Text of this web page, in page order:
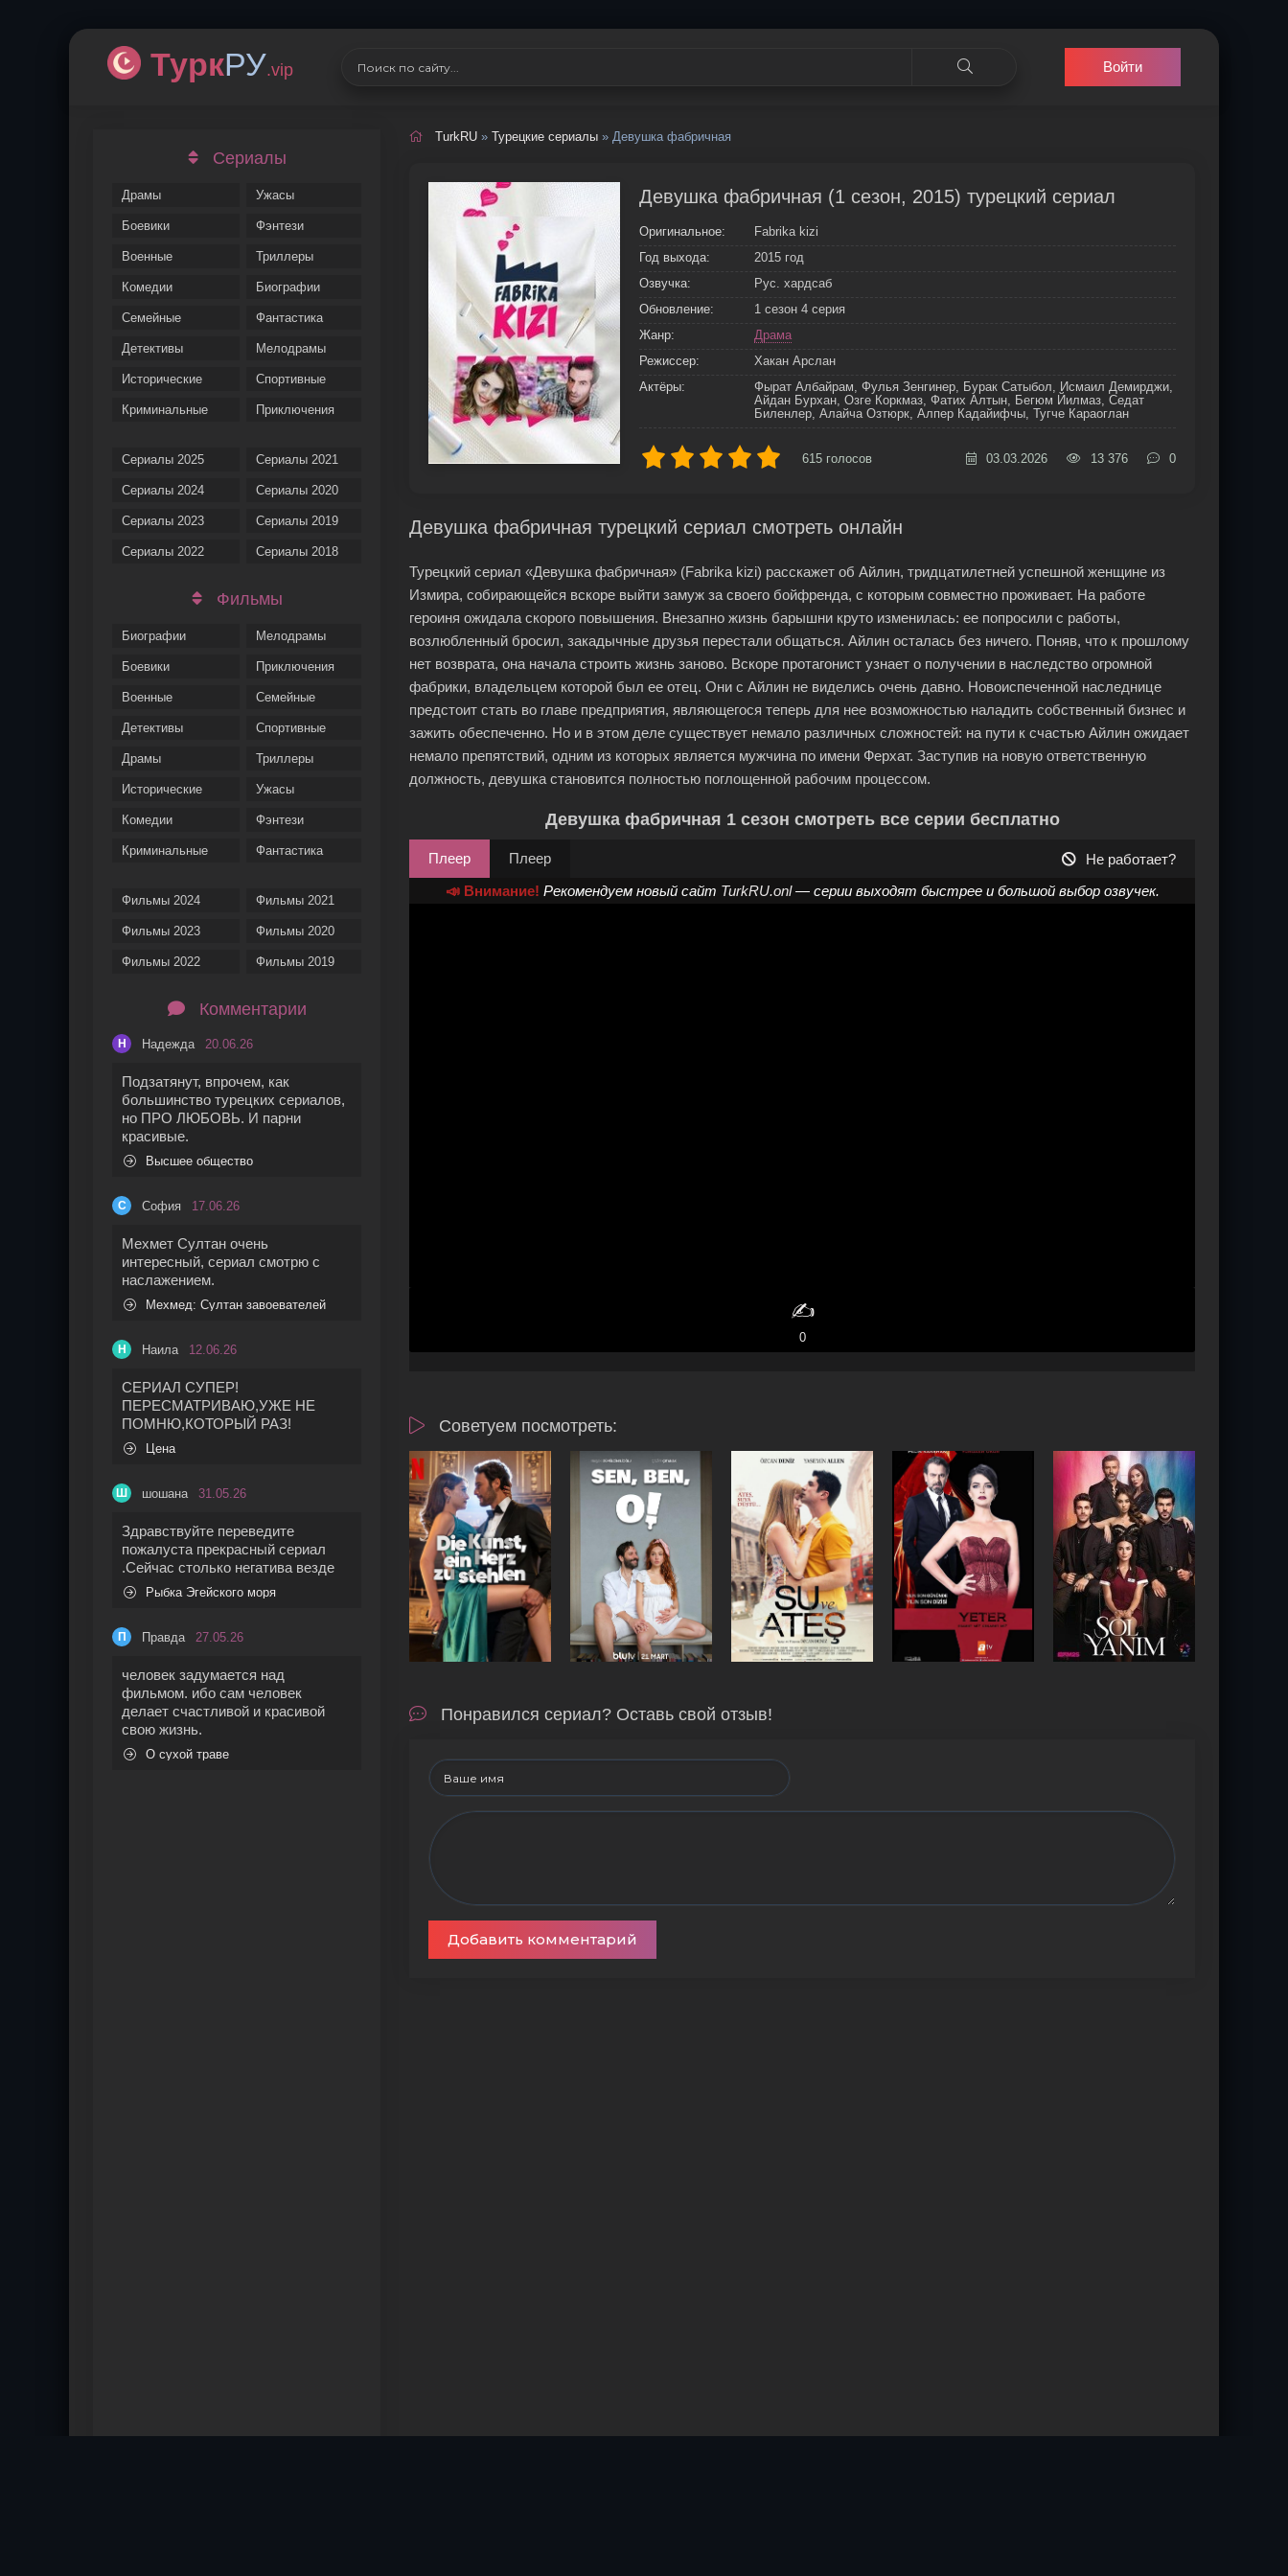
ТуркРУ.vip Войти
Сериалы
Драмы
Боевики
Военные
Комедии
Семейные
Детективы
Исторические
Криминальные
Ужасы
Фэнтези
Триллеры
Биографии
Фантастика
Мелодрамы
Спортивные
Приключения
Сериалы 2025
Сериалы 2024
Сериалы 2023
Сериалы 2022
Сериалы 2021
Сериалы 2020
Сериалы 2019
Сериалы 2018
Фильмы
Биографии
Боевики
Военные
Детективы
Драмы
Исторические
Комедии
Криминальные
Мелодрамы
Приключения
Семейные
Спортивные
Триллеры
Ужасы
Фэнтези
Фантастика
Фильмы 2024
Фильмы 2023
Фильмы 2022
Фильмы 2021
Фильмы 2020
Фильмы 2019
Комментарии
Н Надежда 20.06.26
Подзатянут, впрочем, как
большинство турецких сериалов,
но ПРО ЛЮБОВЬ. И парни
красивые.
Высшее общество
С София 17.06.26
Мехмет Султан очень
интересный, сериал смотрю с
наслажением.
Мехмед: Султан завоевателей
Н Наила 12.06.26
СЕРИАЛ СУПЕР!
ПЕРЕСМАТРИВАЮ,УЖЕ НЕ
ПОМНЮ,КОТОРЫЙ РАЗ!
Цена
Ш шошана 31.05.26
Здравствуйте переведите
пожалуста прекрасный сериал
.Сейчас столько негатива везде
Рыбка Эгейского моря
П Правда 27.05.26
человек задумается над
фильмом. ибо сам человек
делает счастливой и красивой
свою жизнь.
О сухой траве
TurkRU » Турецкие сериалы » Девушка фабричная
Девушка фабричная (1 сезон, 2015) турецкий сериал
Оригинальное:
Fabrika kizi
Год выхода:
2015 год
Озвучка:
Рус. хардсаб
Обновление:
1 сезон 4 серия
Жанр:
Драма
Режиссер:
Хакан Арслан
Актёры:
Фырат Албайрам, Фулья Зенгинер, Бурак Сатыбол, Исмаил Демирджи,
Айдан Бурхан, Озге Коркмаз, Фатих Алтын, Бегюм Йилмаз, Седат
Биленлер, Алайча Озтюрк, Алпер Кадайифчы, Тугче Караоглан
615 голосов 03.03.2026 13 376 0
Девушка фабричная турецкий сериал смотреть онлайн
Турецкий сериал «Девушка фабричная» (Fabrika kizi) расскажет об Айлин, тридцатилетней успешной женщине из
Измира, собирающейся вскоре выйти замуж за своего бойфренда, с которым совместно проживает. На работе
героиня ожидала скорого повышения. Внезапно жизнь барышни круто изменилась: ее попросили с работы,
возлюбленный бросил, закадычные друзья перестали общаться. Айлин осталась без ничего. Поняв, что к прошлому
нет возврата, она начала строить жизнь заново. Вскоре протагонист узнает о получении в наследство огромной
фабрики, владельцем которой был ее отец. Они с Айлин не виделись очень давно. Новоиспеченной наследнице
предстоит стать во главе предприятия, являющегося теперь для нее возможностью наладить собственный бизнес и
зажить обеспеченно. Но и в этом деле существует немало различных сложностей: на пути к счастью Айлин ожидает
немало препятствий, одним из которых является мужчина по имени Ферхат. Заступив на новую ответственную
должность, девушка становится полностью поглощенной рабочим процессом.
Девушка фабричная 1 сезон смотреть все серии бесплатно
Плеер Плеер
Не работает?
📣 Внимание! Рекомендуем новый сайт TurkRU.onl— серии выходят быстрее и большой выбор озвучек.
✍️
0
Советуем посмотреть:
Понравился сериал? Оставь свой отзыв!
Добавить комментарий